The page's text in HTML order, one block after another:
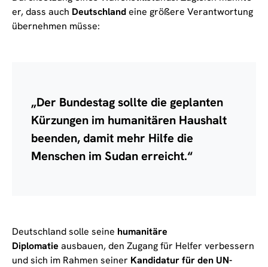
er, dass auch Deutschlandeine größere Verantwortung
übernehmen müsse:
„Der Bundestag sollte die geplanten
Kürzungen im humanitären Haushalt
beenden, damit mehr Hilfe die
Menschen im Sudan erreicht.“
Deutschland solle seine humanitäre
Diplomatie ausbauen, den Zugang für Helfer verbessern
und sich im Rahmen seiner Kandidatur für den UN-